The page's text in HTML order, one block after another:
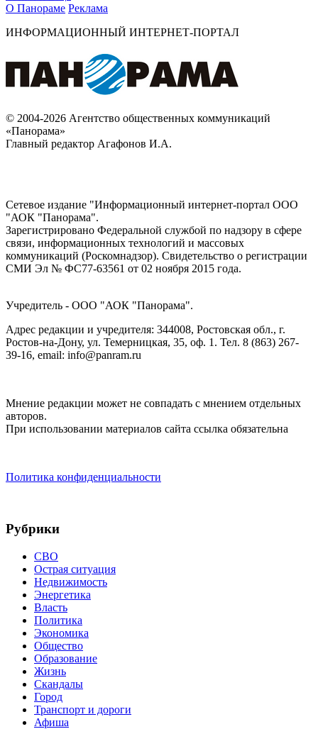
О Панораме Реклама
ИНФОРМАЦИОННЫЙ ИНТЕРНЕТ-ПОРТАЛ
© 2004-2026 Агентство общественных коммуникаций
«Панорама»
Главный редактор Агафонов И.А.
Сетевое издание "Информационный интернет-портал ООО
"АОК "Панорама".
Зарегистрировано Федеральной службой по надзору в сфере
связи, информационных технологий и массовых
коммуникаций (Роскомнадзор). Cвидетельство о регистрации
СМИ Эл № ФС77-63561 от 02 ноября 2015 года.
Учредитель - ООО "АОК "Панорама".
Адрес редакции и учредителя: 344008, Ростовская обл., г.
Ростов-на-Дону, ул. Темерницкая, 35, оф. 1. Тел. 8 (863) 267-
39-16, email: info@panram.ru
Мнение редакции может не совпадать с мнением отдельных
авторов.
При использовании материалов сайта ссылка обязательна
Политика конфиденциальности
Рубрики
СВО
Острая ситуация
Недвижимость
Энергетика
Власть
Политика
Экономика
Общество
Образование
Жизнь
Скандалы
Город
Транспорт и дороги
Афиша